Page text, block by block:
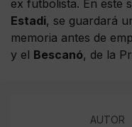
ex futbolista. En este
Estadi, se guardará
memoria antes de
y el Bescanó, de la
AUTOR